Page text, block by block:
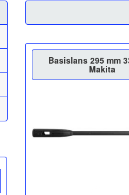
Basislans 295 mm
Makita